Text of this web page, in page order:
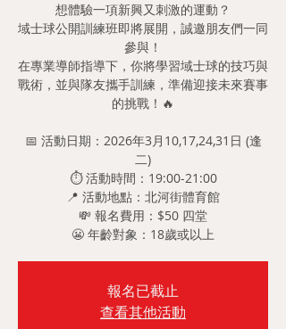
想體驗一項新興又刺激的運動？
域士球公開訓練班即將展開，誠邀朋友們一同
參與！
在專業導師指導下，你將學習域士球的技巧與
戰術，並與隊友攜手訓練，準備迎接未來賽事
的挑戰！🔥
📅 活動日期：2026年3月10,17,24,31日 (逢
二)
⏱️ 活動時間：19:00-21:00
📍 活動地點：北河街體育館
💸 報名費用：$50 四堂
報名已截止
查看其他活動